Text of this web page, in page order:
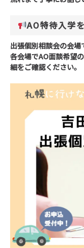
AO特待入学
出張個別相談会の会場
各会場でAO面談希望
細をご確認ください。